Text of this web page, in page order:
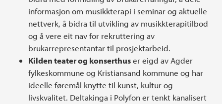
informasjon om musikkterapi i seminar og aktuelle
nettverk, å bidra til utvikling av musikkterapitilbod
og å vere eit nav for rekruttering av
brukarrepresentantar til prosjektarbeid.
Kilden teater og konserthuser eigd av Agder
fylkeskommune og Kristiansand kommune og har
ideelle føremål knytte til kunst, kultur og
livskvalitet. Deltakinga i Polyfon er tenkt kanalisert